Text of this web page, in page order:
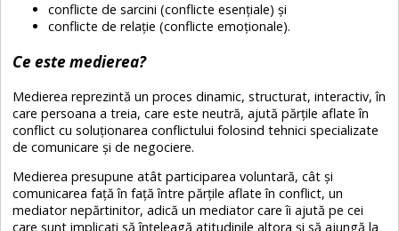
conflicte de sarcini (conflicte esențiale) și
conflicte de relație (conflicte emoționale).
Ce este medierea?
Medierea reprezintă un proces dinamic, structurat, interactiv, în
care persoana a treia, care este neutră, ajută părțile aflate în
conflict cu soluționarea conflictului folosind tehnici specializate
de comunicare și de negociere.
Medierea presupune atât participarea voluntară, cât și
comunicarea față în față între părțile aflate în conflict, un
mediator nepărtinitor, adică un mediator care îi ajută pe cei
care sunt implicați să înțeleagă atitudinile altora și să ajungă la